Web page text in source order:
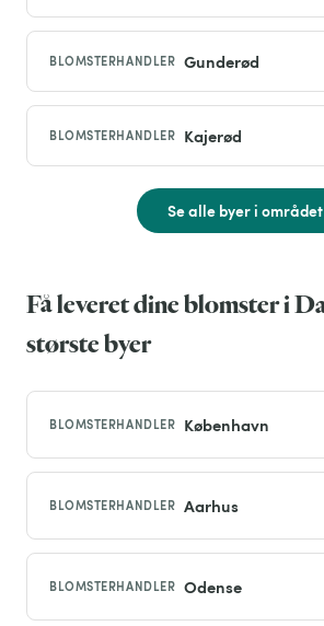
BLOMSTERHANDLER Gunderød
BLOMSTERHANDLER Kajerød
Se alle byer i området
Få leveret dine blomster i
største byer
BLOMSTERHANDLER København
BLOMSTERHANDLER Aarhus
BLOMSTERHANDLER Odense